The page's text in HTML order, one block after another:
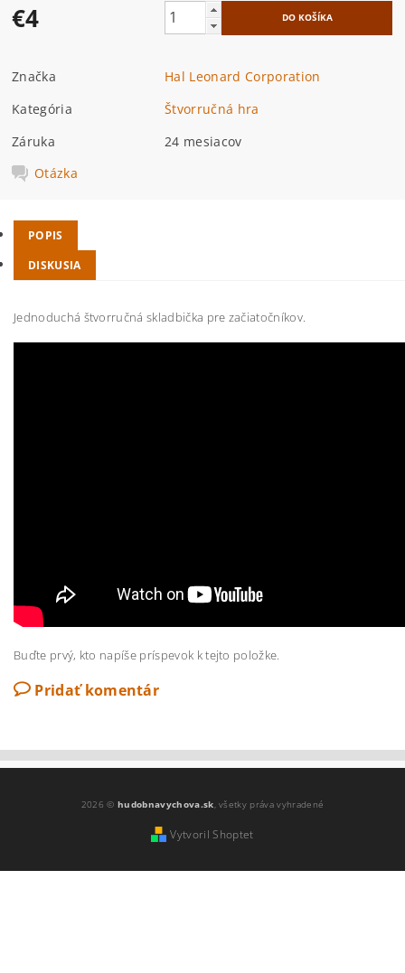
€4
Značka
Hal Leonard Corporation
Kategória
Štvorručná hra
Záruka
24 mesiacov
Otázka
POPIS
DISKUSIA
Jednoduchá štvorručná skladbička pre začiatočníkov.
Buďte prvý, kto napíše príspevok k tejto položke.
Pridať komentár
2026 ©hudobnavychova.sk, všetky práva vyhradené
Vytvoril Shoptet